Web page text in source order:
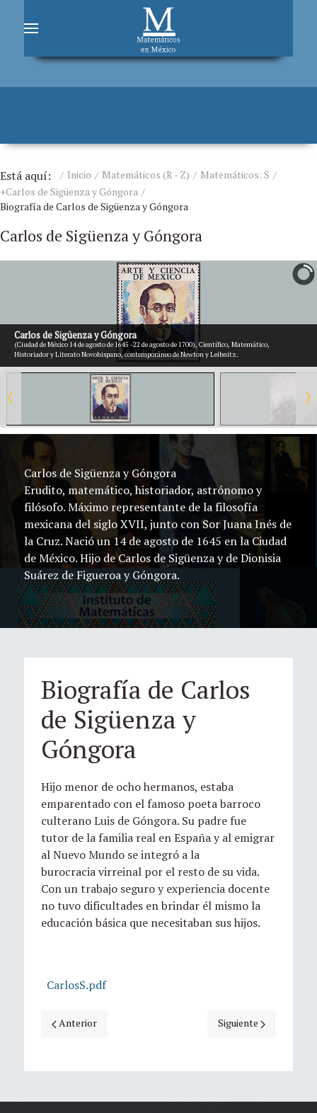
Está aquí: Inicio Matemáticos (R - Z)
Matemáticos: S
+Carlos de Sigüenza y Góngora
Biografía de Carlos de Sigüenza y Góngora
Carlos de Sigüenza y Góngora
Carlos de Sigüenza y Góngora
(Ciudad de México 14 de agosto de 1645 -22 de agosto de 1700), Científico, Matemático,
Historiador y Literato Novohispano, contemporáneo de Newton y Leibnitz.
Carlos de Sigüenza y Góngora
Erudito, matemático, historiador, astrónomo y
filósofo. Máximo representante de la filosofía
mexicana del siglo XVII, junto con Sor Juana Inés de
la Cruz. Nació un 14 de agosto de 1645 en la Ciudad
de México. Hijo de Carlos de Sigüenza y de Dionisia
Suárez de Figueroa y Góngora.
Biografía de Carlos
de Sigüenza y
Góngora
Hijo menor de ocho hermanos, estaba
emparentado con el famoso poeta barroco
culterano Luis de Góngora. Su padre fue
tutor de la familia real en España y al emigrar
al Nuevo Mundo se integró a la
burocracia virreinal por el resto de su vida.
Con un trabajo seguro y experiencia docente
no tuvo dificultades en brindar él mismo la
educación básica que necesitaban sus hijos.
CarlosS.pdf
Artículo anterior: Semblanza de Carlos de Sigüenza y
Anterior Artículo siguiente:
Siguiente